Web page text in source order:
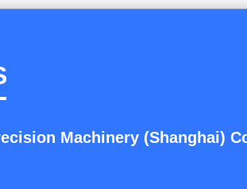
Machinery (Shanghai)